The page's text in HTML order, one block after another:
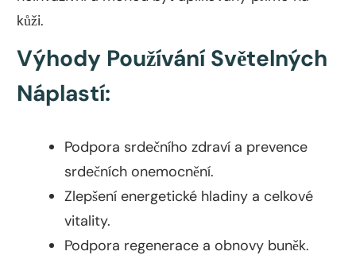
kůži.
Výhody Používání Světelných
Náplastí:
Podpora srdečního zdraví a prevence
srdečních onemocnění.
Zlepšení energetické hladiny a celkové
vitality.
Podpora regenerace a obnovy buněk.